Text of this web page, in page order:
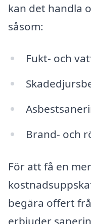
kan det handla
såsom:
Fukt- och
Brand- och
För att få en
begära offert
erbjuder